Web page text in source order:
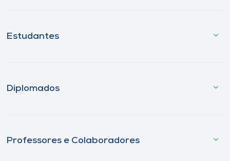
Estudantes
Diplomados
Professores e Colaboradores